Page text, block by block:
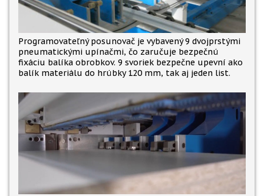
Programovateľný posunovač je vybavený 9 dvojprstými
pneumatickými upínačmi, čo zaručuje bezpečnú
fixáciu balíka obrobkov. 9 svoriek bezpečne upevní ako
balík materiálu do hrúbky 120 mm, tak aj jeden list.